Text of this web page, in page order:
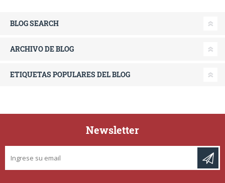
BLOG SEARCH
ARCHIVO DE BLOG
ETIQUETAS POPULARES DEL BLOG
Newsletter